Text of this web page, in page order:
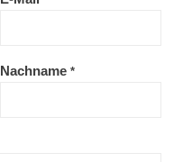
Nachname*